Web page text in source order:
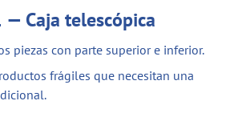
— Caja telescópica
piezas con parte superior e inferior.
frágiles que necesitan una